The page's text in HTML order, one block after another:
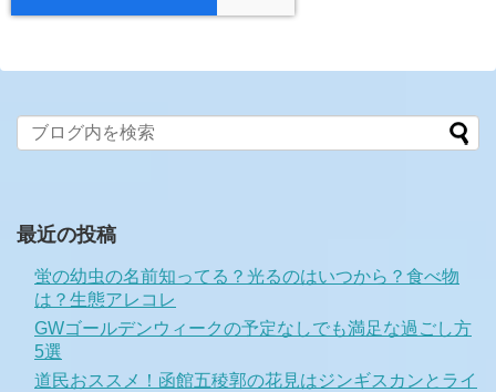
最近の投稿
蛍の幼虫の名前知ってる？光るのはいつから？食べ物
は？生態アレコレ
GWゴールデンウィークの予定なしでも満足な過ごし方
5選
道民おススメ！函館五稜郭の花見はジンギスカンとライ